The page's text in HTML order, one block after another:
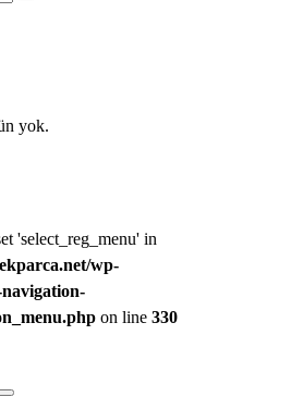
yok.
'select_reg_menu' in
wp-
on line 330